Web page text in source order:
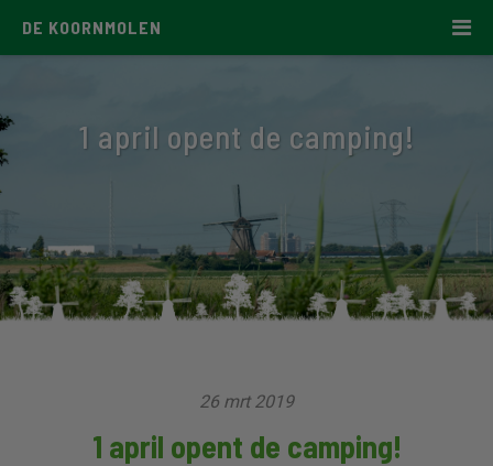
DE KOORNMOLEN
1 april opent de camping!
26 mrt 2019
1 april opent de camping!